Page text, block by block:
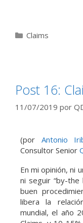
Claims
Post 16:
11/07/2019 por
(por Antonio
Consultor Senior
En mi opinión, ni
ni seguir “by-
buen
libera la
mundial, el año